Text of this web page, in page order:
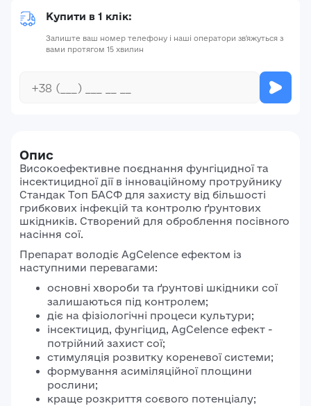
Купити в 1 клік:
Залиште ваш номер телефону і наші оператори зв'яжуться з
вами протягом 15 хвилин
Опис
Високоефективне поєднання фунгіцидної та
інсектицидної дії в інноваційному протруйнику
Стандак Топ БАСФ для захисту від більшості
грибкових інфекцій та контролю ґрунтових
шкідників. Створений для оброблення посівного
насіння сої.
Препарат володіє AgCelence ефектом із
наступними перевагами:
основні хвороби та ґрунтові шкідники сої
залишаються під контролем;
діє на фізіологічні процеси культури;
інсектицид, фунгіцид, AgCelence ефект -
потрійний захист сої;
стимуляція розвитку кореневої системи;
формування асиміляційної площини
рослини;
краще розкриття соєвого потенціалу;